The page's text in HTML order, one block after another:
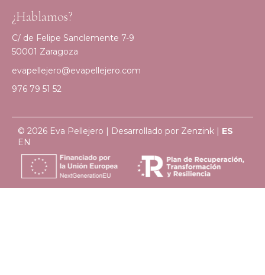
¿Hablamos?
C/ de Felipe Sanclemente 7-9
50001 Zaragoza
evapellejero@evapellejero.com
976 79 51 52
© 2026 Eva Pellejero | Desarrollado por Zenzink | ES
EN